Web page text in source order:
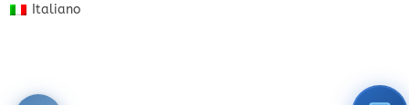
Italiano